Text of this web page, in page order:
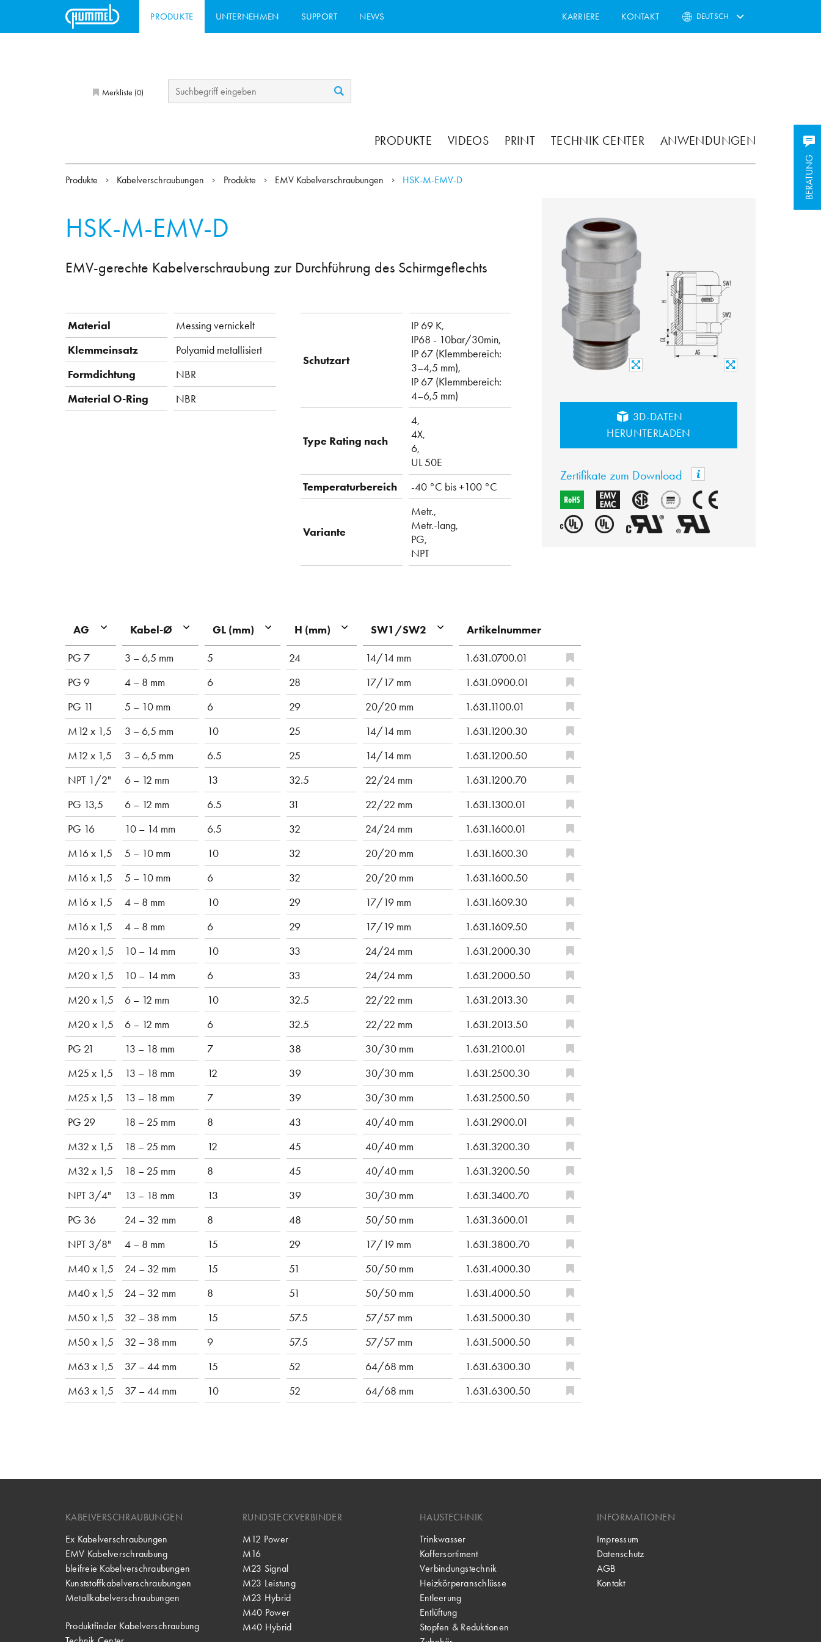
PRODUKTE UNTERNEHMEN SUPPORT NEWS KARRIERE KONTAKT DEUTSCH
Merkliste (0)
PRODUKTE VIDEOS PRINT TECHNIK CENTER ANWENDUNGEN
BERATUNG
BERATUNG
Produkte Kabelverschraubungen Produkte EMV Kabelverschraubungen HSK-M-EMV-D
HSK-M-EMV-D
EMV-gerechte Kabelverschraubung zur Durchführung des Schirmgeflechts
Material
Messing vernickelt
Klemmeinsatz
Polyamid metallisiert
Formdichtung
NBR
Material O-Ring
NBR
Schutzart
IP 69 K,
IP68 - 10bar/30min,
IP 67 (Klemmbereich:
3–4,5 mm),
IP 67 (Klemmbereich:
4–6,5 mm)
Type Rating nach
4,
4X,
6,
UL 50E
Temperaturbereich
-40 °C bis +100 °C
Variante
Metr.,
Metr.-lang,
PG,
NPT
3D-DATEN
HERUNTERLADEN
Zertifikate zum Download
AG Kabel-Ø GL (mm) H (mm) SW1/SW2 Artikelnummer
PG 7 3 – 6,5 mm 5 24 14/14 mm
1.631.0700.01
PG 9
4 – 8 mm 6 28 17/17 mm
1.631.0900.01
PG 11
5 – 10 mm 6 29 20/20 mm
1.631.1100.01
M12 x 1,5
3 – 6,5 mm 10 25 14/14 mm
1.631.1200.30
M12 x 1,5
3 – 6,5 mm 6.5 25 14/14 mm
1.631.1200.50
NPT 1/2"
6 – 12 mm 13 32.5 22/24 mm
1.631.1200.70
PG 13,5
6 – 12 mm 6.5 31 22/22 mm
1.631.1300.01
PG 16
10 – 14 mm 6.5 32 24/24 mm
1.631.1600.01
M16 x 1,5
5 – 10 mm 10 32 20/20 mm
1.631.1600.30
M16 x 1,5
5 – 10 mm 6 32 20/20 mm
1.631.1600.50
M16 x 1,5
4 – 8 mm 10 29 17/19 mm
1.631.1609.30
M16 x 1,5
4 – 8 mm 6 29 17/19 mm
1.631.1609.50
M20 x 1,5
10 – 14 mm 10 33 24/24 mm
1.631.2000.30
M20 x 1,5
10 – 14 mm 6 33 24/24 mm
1.631.2000.50
M20 x 1,5
6 – 12 mm 10 32.5 22/22 mm
1.631.2013.30
M20 x 1,5
6 – 12 mm 6 32.5 22/22 mm
1.631.2013.50
PG 21
13 – 18 mm 7 38 30/30 mm
1.631.2100.01
M25 x 1,5
13 – 18 mm 12 39 30/30 mm
1.631.2500.30
M25 x 1,5
13 – 18 mm 7 39 30/30 mm
1.631.2500.50
PG 29
18 – 25 mm 8 43 40/40 mm
1.631.2900.01
M32 x 1,5
18 – 25 mm 12 45 40/40 mm
1.631.3200.30
M32 x 1,5
18 – 25 mm 8 45 40/40 mm
1.631.3200.50
NPT 3/4"
13 – 18 mm 13 39 30/30 mm
1.631.3400.70
PG 36
24 – 32 mm 8 48 50/50 mm
1.631.3600.01
NPT 3/8"
4 – 8 mm 15 29 17/19 mm
1.631.3800.70
M40 x 1,5
24 – 32 mm 15 51 50/50 mm
1.631.4000.30
M40 x 1,5
24 – 32 mm 8 51 50/50 mm
1.631.4000.50
M50 x 1,5
32 – 38 mm 15 57.5 57/57 mm
1.631.5000.30
M50 x 1,5
32 – 38 mm 9 57.5 57/57 mm
1.631.5000.50
M63 x 1,5
37 – 44 mm 15 52 64/68 mm
1.631.6300.30
M63 x 1,5
37 – 44 mm 10 52 64/68 mm 1.631.6300.50
KABELVERSCHRAUBUNGEN
Ex Kabelverschraubungen
EMV Kabelverschraubung
bleifreie Kabelverschraubungen
Kunststoffkabelverschraubungen
Metallkabelverschraubungen
Produktfinder Kabelverschraubung
RUNDSTECKVERBINDER
M12 Power
M16
M23 Signal
M23 Leistung
M23 Hybrid
M40 Power
M40 Hybrid
HAUSTECHNIK
Trinkwasser
Koffersortiment
Verbindungstechnik
Heizkörperanschlüsse
Entleerung
Entlüftung
Stopfen & Reduktionen
INFORMATIONEN
Impressum
Datenschutz
AGB
Kontakt